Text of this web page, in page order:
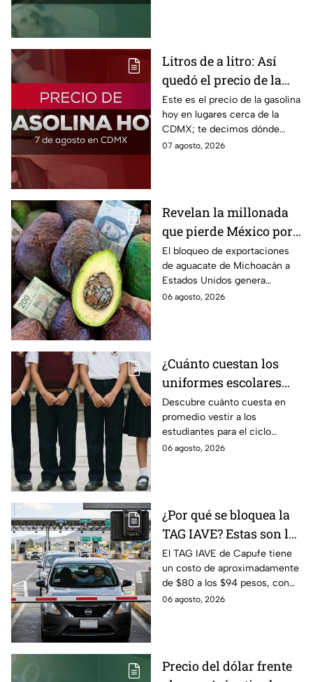
Litros de a litro: Así
quedó el precio de la
gasolina HOY
Este es el precio de la gasolina
hoy en lugares cerca de la
CDMX; te decimos dónde
encontrarla más barata este
07 agosto, 2026
Revelan la millonada
que pierde México por
el bloqueo de Estados
Unidos al aguate de
Michoacán
El bloqueo de exportaciones
de aguacate de Michoacán a
Estados Unidos genera
pérdidas millonarias.
06 agosto, 2026
¿Cuánto cuestan los
uniformes escolares
para el regreso a clases
2026, según su grado?
Descubre cuánto cuesta en
promedio vestir a los
estudiantes para el ciclo
escolar 2026-2027 y consejos
06 agosto, 2026
¿Por qué se bloquea la
TAG IAVE? Estas son las
razones por las que no
pasa en la caseta
El TAG IAVE de Capufe tiene
un costo de aproximadamente
de $80 a los $94 pesos, con
IVA incluido; te compartimos
06 agosto, 2026
Precio del dólar frente